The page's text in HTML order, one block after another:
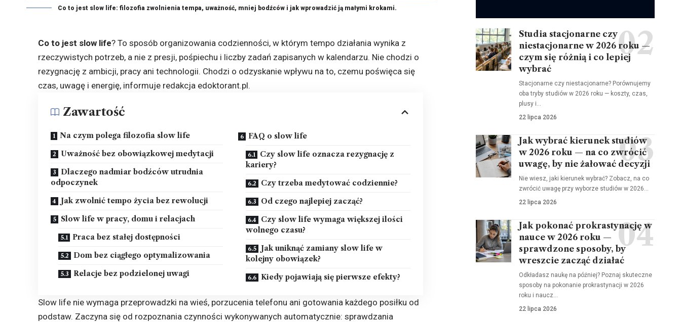
Co to jest slow life: filozofia zwolnienia tempa, uważność, mniej bodźców i jak wprowadzić ją małymi krokami.
Co to jest slow life? To sposób organizowania codzienności, w którym tempo działania wynika z
rzeczywistych potrzeb, a nie z presji, pośpiechu i liczby zadań zapisanych w kalendarzu. Nie chodzi o
rezygnację z ambicji, pracy ani technologii. Chodzi o odzyskanie wpływu na to, czemu poświęca się
czas, uwagę i energię, informuje redakcja edoktorant.pl.
Zawartość
Na czym polega filozofia slow life
Uważność bez obowiązkowej medytacji
Dlaczego nadmiar bodźców utrudnia
odpoczynek
Jak zwolnić tempo życia bez rewolucji
Slow life w pracy, domu i relacjach
Praca bez stałej dostępności
Dom bez ciągłego optymalizowania
Relacje bez podzielonej uwagi
FAQ o slow life
Czy slow life oznacza rezygnację z
kariery?
Czy trzeba medytować codziennie?
Od czego najlepiej zacząć?
Czy slow life wymaga większej ilości
wolnego czasu?
Jak uniknąć zamiany slow life w
kolejny obowiązek?
Kiedy pojawiają się pierwsze efekty?
Slow life nie wymaga przeprowadzki na wieś, porzucenia telefonu ani gotowania każdego posiłku od
podstaw. Zaczyna się od rozpoznania czynności wykonywanych automatycznie: sprawdzania
Studia stacjonarne czy
niestacjonarne w 2026 roku —
czym się różnią i co lepiej
wybrać
Stacjonarne czy niestacjonarne? Porównujemy
oba tryby studiów w 2026 roku — koszty, czas,
plusy i…
22 lipca 2026
Jak wybrać kierunek studiów
w 2026 roku — na co zwrócić
uwagę, by nie żałować decyzji
Nie wiesz, jaki kierunek wybrać? Zobacz, na co
zwrócić uwagę przy wyborze studiów w 2026…
22 lipca 2026
Jak pokonać prokrastynację w
nauce w 2026 roku —
sprawdzone sposoby, by
wreszcie zacząć działać
Odkładasz naukę na później? Poznaj skuteczne
sposoby na pokonanie prokrastynacji w 2026
roku i naucz…
22 lipca 2026